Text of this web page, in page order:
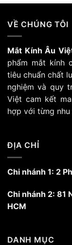
VỀ CHÚNG TÔI
Mắt Kính Âu
phẩm mắt kính
tiêu chuẩn chất
nghiệm và quy
Việt cam kết
hợp với từng
ĐỊA CHỈ
Chi nhánh 1: 2
Chi nhánh 2: 81
HCM
DANH MỤC